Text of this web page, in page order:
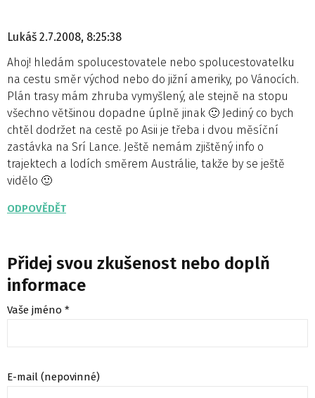
Lukáš 2.7.2008, 8:25:38
Ahoj! hledám spolucestovatele nebo spolucestovatelku
na cestu směr východ nebo do jižní ameriky, po Vánocích.
Plán trasy mám zhruba vymyšlený, ale stejně na stopu
všechno většinou dopadne úplně jinak 🙂 Jediný co bych
chtěl dodržet na cestě po Asii je třeba i dvou měsíční
zastávka na Srí Lance. Ještě nemám zjištěný info o
trajektech a lodích směrem Austrálie, takže by se ještě
vidělo 🙂
ODPOVĚDĚT
Přidej svou zkušenost nebo doplň
informace
Vaše jméno *
E-mail (nepovinné)